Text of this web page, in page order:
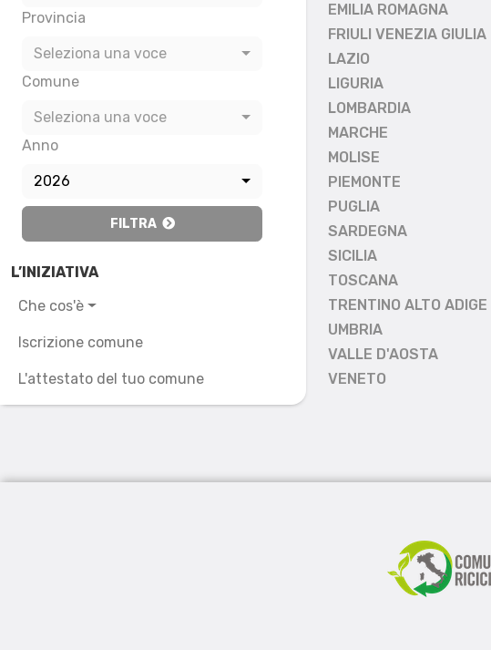
Provincia
Seleziona una voce
Comune
Seleziona una voce
Anno
2026
FILTRA
L’INIZIATIVA
Che cos'è
Iscrizione comune
L'attestato del tuo comune
EMILIA ROMAGNA
FRIULI VENEZIA GIULIA
LAZIO
LIGURIA
LOMBARDIA
MARCHE
MOLISE
PIEMONTE
PUGLIA
SARDEGNA
SICILIA
TOSCANA
TRENTINO ALTO ADIGE
UMBRIA
VALLE D'AOSTA
VENETO